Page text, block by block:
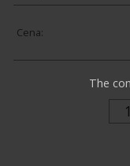
The
Cena: